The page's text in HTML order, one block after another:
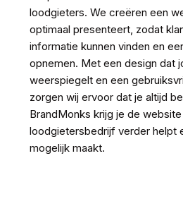
loodgieters. We creëren een
optimaal presenteert, zodat
informatie kunnen vinden en
opnemen. Met een design dat
weerspiegelt en een
zorgen wij ervoor dat je altijd
BrandMonks krijg je de
loodgietersbedrijf verder helpt
mogelijk maakt.